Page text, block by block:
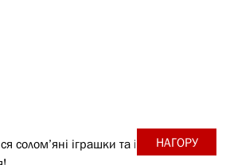
солом’яні іграшки та інші іграшки.
НАГОРУ